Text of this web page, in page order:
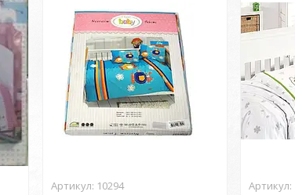
10294